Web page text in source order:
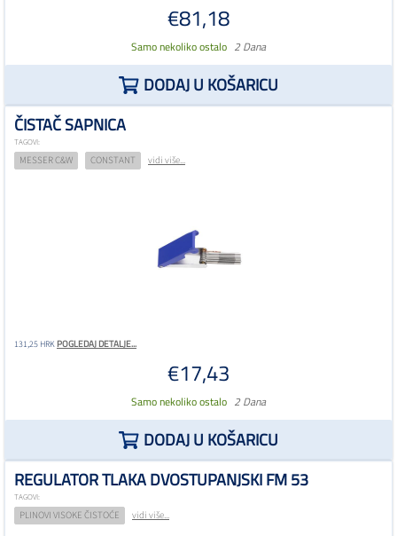
€81,18
Samo nekoliko ostalo 2 Dana
DODAJ U KOŠARICU
ČISTAČ SAPNICA
TAGOVI:
MESSER C&W CONSTANT vidi više...
131,25 HRKPOGLEDAJ DETALJE...
€17,43
Samo nekoliko ostalo 2 Dana
DODAJ U KOŠARICU
REGULATOR TLAKA DVOSTUPANJSKI FM 53
TAGOVI:
PLINOVI VISOKE ČISTOĆE vidi više...